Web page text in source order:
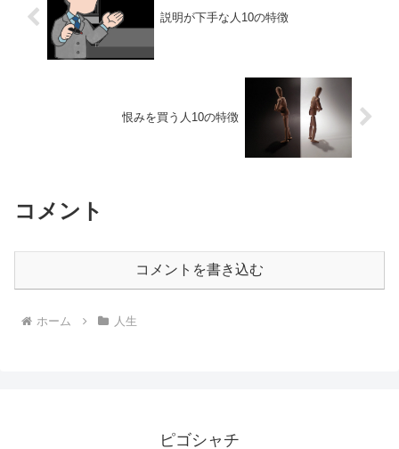
説明が下手な人10の特徴
恨みを買う人10の特徴
コメント
コメントを書き込む
ホーム 人生
ピゴシャチ